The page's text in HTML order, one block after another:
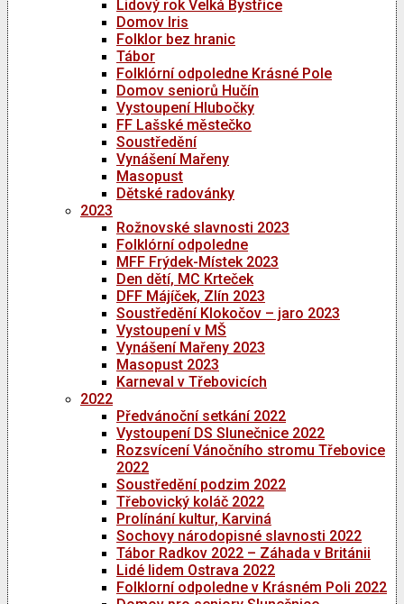
Lidový rok Velká Bystřice
Domov Iris
Folklor bez hranic
Tábor
Folklórní odpoledne Krásné Pole
Domov seniorů Hučín
Vystoupení Hlubočky
FF Lašské městečko
Soustředění
Vynášení Mařeny
Masopust
Dětské radovánky
2023
Rožnovské slavnosti 2023
Folklórní odpoledne
MFF Frýdek-Místek 2023
Den dětí, MC Krteček
DFF Májíček, Zlín 2023
Soustředění Klokočov – jaro 2023
Vystoupení v MŠ
Vynášení Mařeny 2023
Masopust 2023
Karneval v Třebovicích
2022
Předvánoční setkání 2022
Vystoupení DS Slunečnice 2022
Rozsvícení Vánočního stromu Třebovice
2022
Soustředění podzim 2022
Třebovický koláč 2022
Prolínání kultur, Karviná
Sochovy národopisné slavnosti 2022
Tábor Radkov 2022 – Záhada v Británii
Lidé lidem Ostrava 2022
Folklorní odpoledne v Krásném Poli 2022